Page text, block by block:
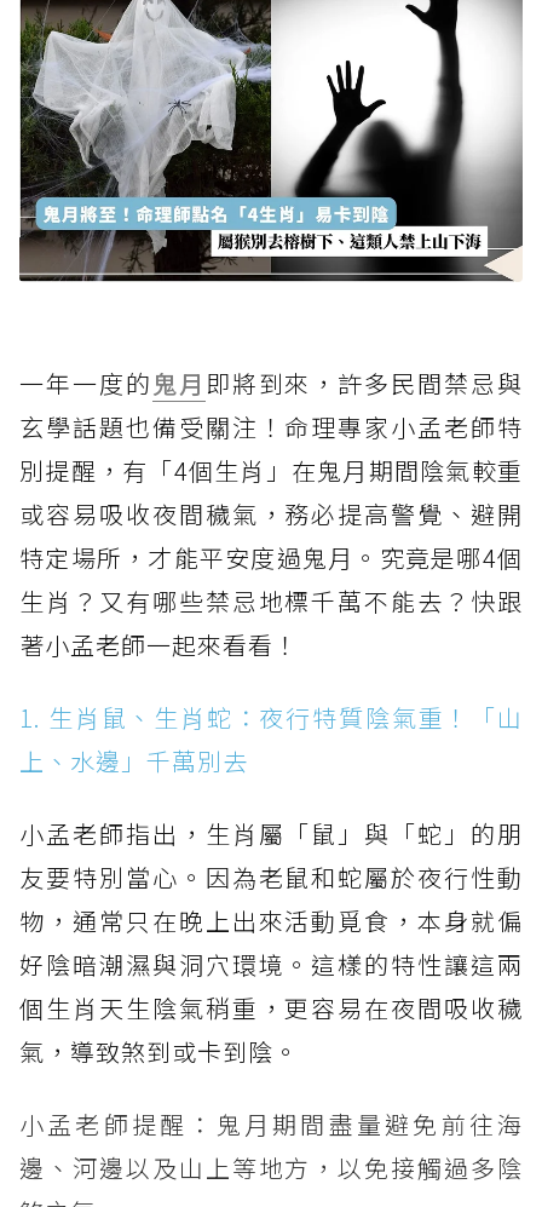
一年一度的 鬼月 即將到來，許多民間禁忌與
玄學話題也備受關注！命理專家小孟老師特
別提醒，有「4個生肖」在鬼月期間陰氣較重
或容易吸收夜間穢氣，務必提高警覺、避開
特定場所，才能平安度過鬼月。究竟是哪4個
生肖？又有哪些禁忌地標千萬不能去？快跟
著小孟老師一起來看看！
1. 生肖鼠、生肖蛇：夜行特質陰氣重！「山
上、水邊」千萬別去
小孟老師指出，生肖屬「鼠」與「蛇」的朋
友要特別當心。因為老鼠和蛇屬於夜行性動
物，通常只在晚上出來活動覓食，本身就偏
好陰暗潮濕與洞穴環境。這樣的特性讓這兩
個生肖天生陰氣稍重，更容易在夜間吸收穢
氣，導致煞到或卡到陰。
小孟老師提醒：鬼月期間盡量避免前往海
邊、河邊以及山上等地方，以免接觸過多陰